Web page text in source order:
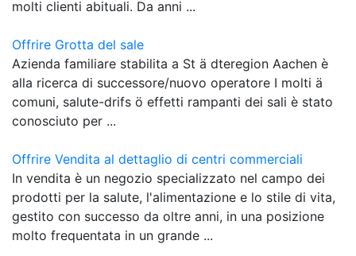
molti clienti abituali. Da anni ...
Offrire Grotta del sale
Azienda familiare stabilita a St ä dteregion Aachen è
alla ricerca di successore/nuovo operatore I molti ä
comuni, salute-drifs ö effetti rampanti dei sali è stato
conosciuto per ...
Offrire Vendita al dettaglio di centri commerciali
In vendita è un negozio specializzato nel campo dei
prodotti per la salute, l'alimentazione e lo stile di vita,
gestito con successo da oltre anni, in una posizione
molto frequentata in un grande ...